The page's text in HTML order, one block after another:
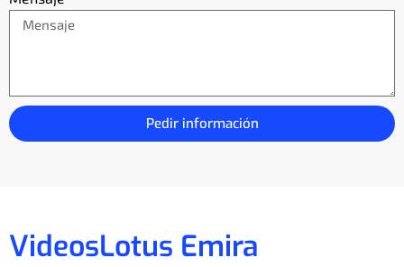
Pedir información
VideosLotus Emira